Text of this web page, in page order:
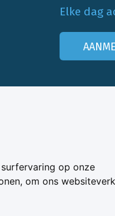
op onze
om ons
Elke dag